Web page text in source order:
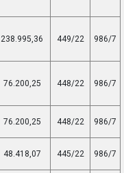
238.995,36 449/22 986/7
76.200,25 448/22 986/7
76.200,25 448/22 986/7
48.418,07 445/22 986/7